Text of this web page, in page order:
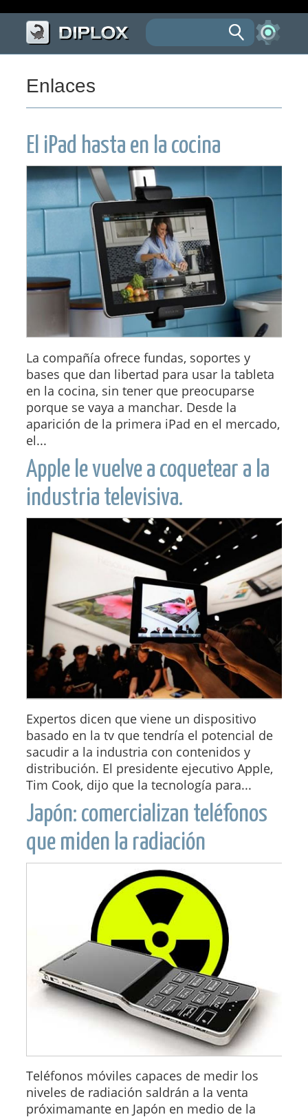
Enlaces
El iPad hasta en la cocina
La compañía ofrece fundas, soportes y
bases que dan libertad para usar la tableta
en la cocina, sin tener que preocuparse
porque se vaya a manchar. Desde la
aparición de la primera iPad en el mercado,
el...
Apple le vuelve a coquetear a la
industria televisiva.
Expertos dicen que viene un dispositivo
basado en la tv que tendría el potencial de
sacudir a la industria con contenidos y
distribución. El presidente ejecutivo Apple,
Tim Cook, dijo que la tecnología para...
Japón: comercializan teléfonos
que miden la radiación
Teléfonos móviles capaces de medir los
niveles de radiación saldrán a la venta
próximamante en Japón en medio de la